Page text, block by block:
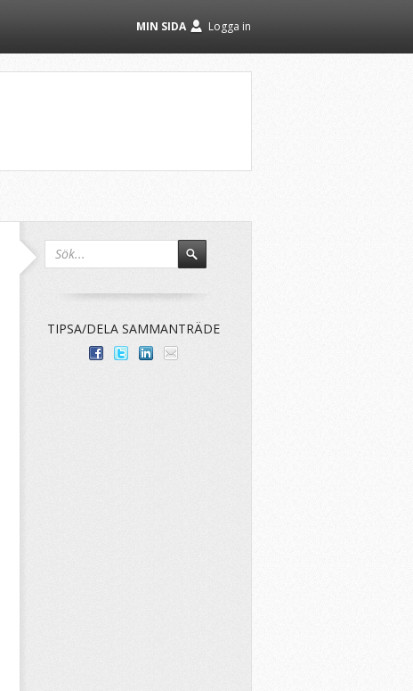
Logga in
MIN SIDA
TIPSA/DELA SAMMANTRÄDE